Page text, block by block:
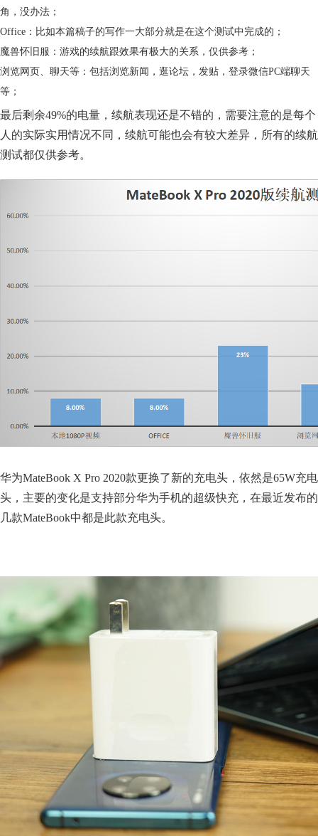
角，没办法；
Office：比如本篇稿子的写作一大部分就是在这个测试中完成的；
魔兽怀旧服：游戏的续航跟效果有极大的关系，仅供参考；
浏览网页、聊天等：包括浏览新闻，逛论坛，发贴，登录微信PC端聊天
等；
最后剩余49%的电量，续航表现还是不错的，需要注意的是每个
人的实际实用情况不同，续航可能也会有较大差异，所有的续航
测试都仅供参考。
华为MateBook X Pro 2020款更换了新的充电头，依然是65W充电
头，主要的变化是支持部分华为手机的超级快充，在最近发布的
几款MateBook中都是此款充电头。